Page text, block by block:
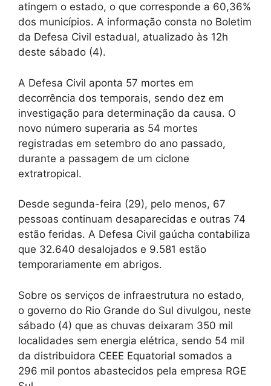
atingem o estado, o que corresponde a 60,36%
dos municípios. A informação consta no Boletim
da Defesa Civil estadual, atualizado às 12h
deste sábado (4).
A Defesa Civil aponta 57 mortes em
decorrência dos temporais, sendo dez em
investigação para determinação da causa. O
novo número superaria as 54 mortes
registradas em setembro do ano passado,
durante a passagem de um ciclone
extratropical.
Desde segunda-feira (29), pelo menos, 67
pessoas continuam desaparecidas e outras 74
estão feridas. A Defesa Civil gaúcha contabiliza
que 32.640 desalojados e 9.581 estão
temporariamente em abrigos.
Sobre os serviços de infraestrutura no estado,
o governo do Rio Grande do Sul divulgou, neste
sábado (4) que as chuvas deixaram 350 mil
localidades sem energia elétrica, sendo 54 mil
da distribuidora CEEE Equatorial somados a
296 mil pontos abastecidos pela empresa RGE